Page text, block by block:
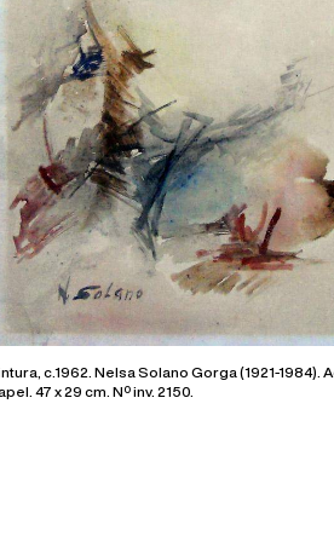
c.1962. Nelsa Solano Gorga (1921-1984).
47 x 29 cm. Nº inv. 2150.